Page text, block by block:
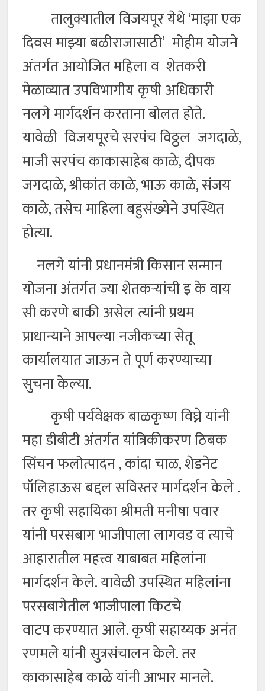
तालुक्यातील विजयपूर येथे ‘माझा एक
दिवस माझ्या बळीराजासाठी’ मोहीम योजने
अंतर्गत आयोजित महिला व शेतकरी
मेळाव्यात उपविभागीय कृषी अधिकारी
नलगे मार्गदर्शन करताना बोलत होते.
यावेळी विजयपूरचे सरपंच विठ्ठल जगदाळे,
माजी सरपंच काकासाहेब काळे, दीपक
जगदाळे, श्रीकांत काळे, भाऊ काळे, संजय
काळे, तसेच माहिला बहुसंख्येने उपस्थित
होत्या.
नलगे यांनी प्रधानमंत्री किसान सन्मान
योजना अंतर्गत ज्या शेतकऱ्यांची इ के वाय
सी करणे बाकी असेल त्यांनी प्रथम
प्राधान्याने आपल्या नजीकच्या सेतू
कार्यालयात जाऊन ते पूर्ण करण्याच्या
सुचना केल्या.
कृषी पर्यवेक्षक बाळकृष्ण विघ्ने यांनी
महा डीबीटी अंतर्गत यांत्रिकीकरण ठिबक
सिंचन फलोत्पादन , कांदा चाळ, शेडनेट
पॉलिहाऊस बद्दल सविस्तर मार्गदर्शन केले .
तर कृषी सहायिका श्रीमती मनीषा पवार
यांनी परसबाग भाजीपाला लागवड व त्याचे
आहारातील महत्त्व याबाबत महिलांना
मार्गदर्शन केले. यावेळी उपस्थित महिलांना
परसबागेतील भाजीपाला किटचे
वाटप करण्यात आले. कृषी सहाय्यक अनंत
रणमले यांनी सुत्रसंचालन केले. तर
काकासाहेब काळे यांनी आभार मानले.